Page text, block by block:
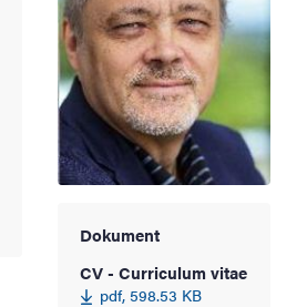
Dokument
CV - Curriculum vitae
pdf, 598.53 KB